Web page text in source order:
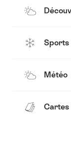
Sports
Météo
Cartes